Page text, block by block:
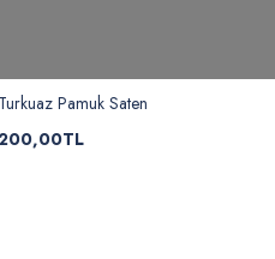
Turkuaz Pamuk Saten